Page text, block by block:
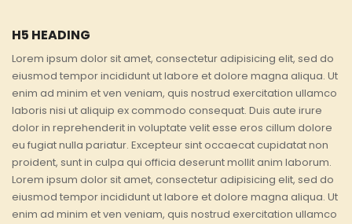
H5 HEADING
Lorem ipsum dolor sit amet, consectetur adipisicing elit, sed do
eiusmod tempor incididunt ut labore et dolore magna aliqua. Ut
enim ad minim et ven veniam, quis nostrud exercitation ullamco
laboris nisi ut aliquip ex commodo consequat. Duis aute irure
dolor in reprehenderit in voluptate velit esse eros cillum dolore
eu fugiat nulla pariatur. Excepteur sint occaecat cupidatat non
proident, sunt in culpa qui officia deserunt mollit anim laborum.
Lorem ipsum dolor sit amet, consectetur adipisicing elit, sed do
eiusmod tempor incididunt ut labore et dolore magna aliqua. Ut
enim ad minim et ven veniam, quis nostrud exercitation ullamco